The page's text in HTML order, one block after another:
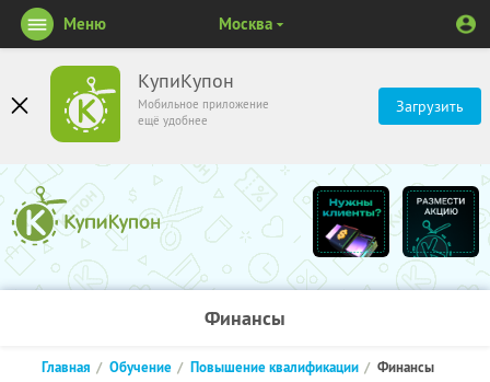
КупиКупон
Мобильное приложение
ещё удобнее
Загрузить
Меню Москва
Финансы
Главная Обучение Повышение квалификации Финансы